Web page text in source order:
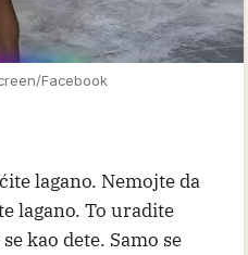
Facebook
lagano. Nemojte da
lagano. To uradite
kao dete. Samo se